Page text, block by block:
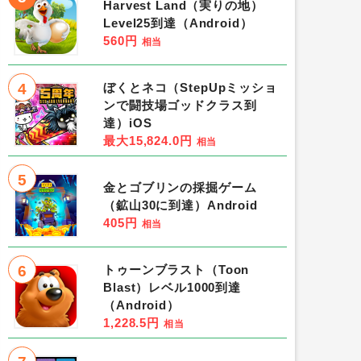
Harvest Land（実りの地）
Level25到達（Android）
560円 相当
4
ぼくとネコ（StepUpミッショ
ンで闘技場ゴッドクラス到
達）iOS
最大15,824.0円 相当
5
金とゴブリンの採掘ゲーム
（鉱山30に到達）Android
405円 相当
6
トゥーンブラスト（Toon
Blast）レベル1000到達
（Android）
1,228.5円 相当